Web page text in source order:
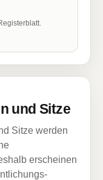
und Sitze
Sitze werden
erscheinen